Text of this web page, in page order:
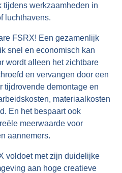
tijdens werkzaamheden in
luchthavens.
FSRX! Een gezamenlijk
snel en economisch kan
wordt alleen het zichtbare
en vervangen door een
tijdrovende demontage en
materiaalkosten
En het bespaart ook
meerwaarde voor
aannemers.
voldoet met zijn duidelijke
aan hoge creatieve